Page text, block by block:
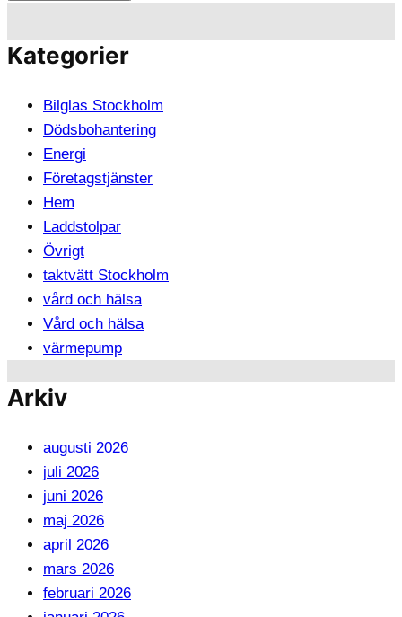
Kategorier
Bilglas Stockholm
Dödsbohantering
Energi
Företagstjänster
Hem
Laddstolpar
Övrigt
taktvätt Stockholm
vård och hälsa
Vård och hälsa
värmepump
Arkiv
augusti 2026
juli 2026
juni 2026
maj 2026
april 2026
mars 2026
februari 2026